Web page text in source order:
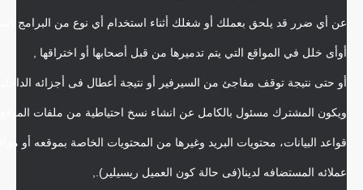
عن أي ضرر قد يلحق بعملك أو شغلك أثناء استخدام أي نوع من البرامج
أوأى خلل في المواقع التي يتم تدميرها من قبل أصحابها أو اختراقها ,
أو حتى نتيجة توقف مفاجئ من السيرفير أو نتيجة أعطال فى أجزائه
ويكون المشترك مسئول بالكامل عن انشاء نسخ احتياطية من ملفات
قواعد البيانات، محتويات البريد وغيرها من المحتويات الخاصة بموقعه أو
عملائه المستضافه لدينا(فى حالة كون العميل ريسيلير).,